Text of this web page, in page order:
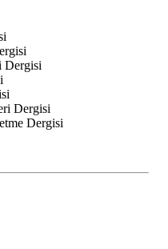
Dergisi
Dergisi
Dergisi